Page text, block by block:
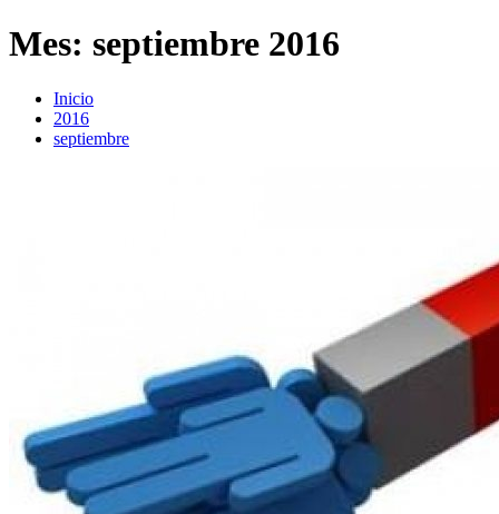
Mes: septiembre 2016
Inicio
2016
septiembre